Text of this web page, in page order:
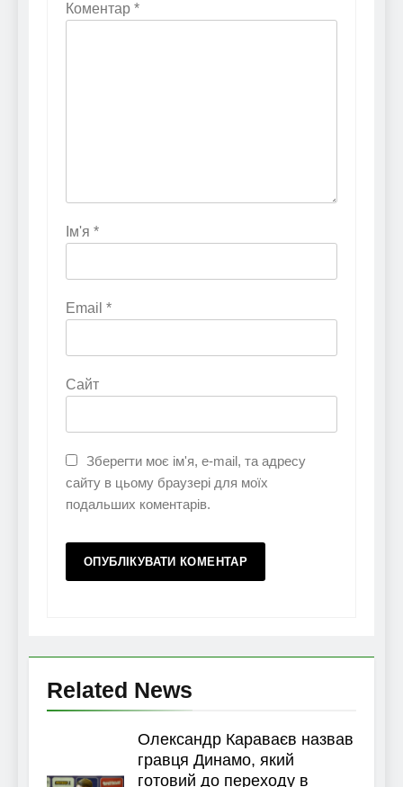
Коментар *
Ім'я *
Email *
Сайт
Зберегти моє ім'я, e-mail, та адресу
сайту в цьому браузері для моїх
подальших коментарів.
Related News
Олександр Караваєв назвав
гравця Динамо, який
готовий до переходу в